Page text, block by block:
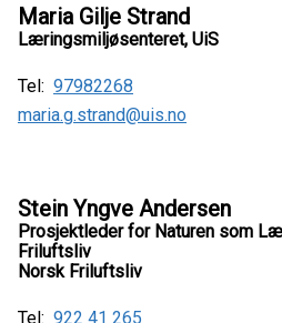
Maria Gilje Strand
Læringsmiljøsenteret, UiS
Tel: 97982268
maria.g.strand@uis.no
Stein Yngve Andersen
Prosjektleder for Naturen som
Friluftsliv
Norsk Friluftsliv
Tel: 922 41 265